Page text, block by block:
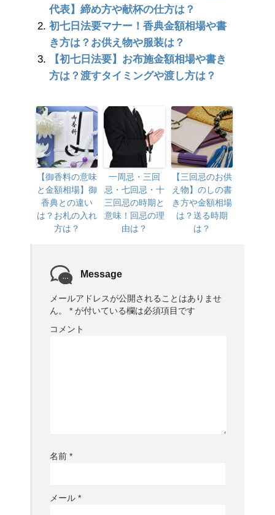
代表】締め方や献杯の仕方は？
初七日法要マナー！香典金額相場や書
き方は？お供え物や服装は？
【初七日法要】お布施金額相場や書き
方は？渡すタイミングや渡し方は？
【御香料の意味
と金額相場】御
香典との違い
は？お札の入れ
方は？
一周忌・三回
忌・七回忌・十
三回忌の時期と
意味！回忌の理
由は？
【三回忌のお供
え物】のしの書
き方や金額相場
は？送る時期
は？
Message
メールアドレスが公開されることはありませ
ん。
* が付いている欄は必須項目です
コメント
名前 *
メール *